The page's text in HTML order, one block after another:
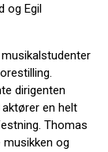
og Egil
dirigenten
en helt
Thomas
og